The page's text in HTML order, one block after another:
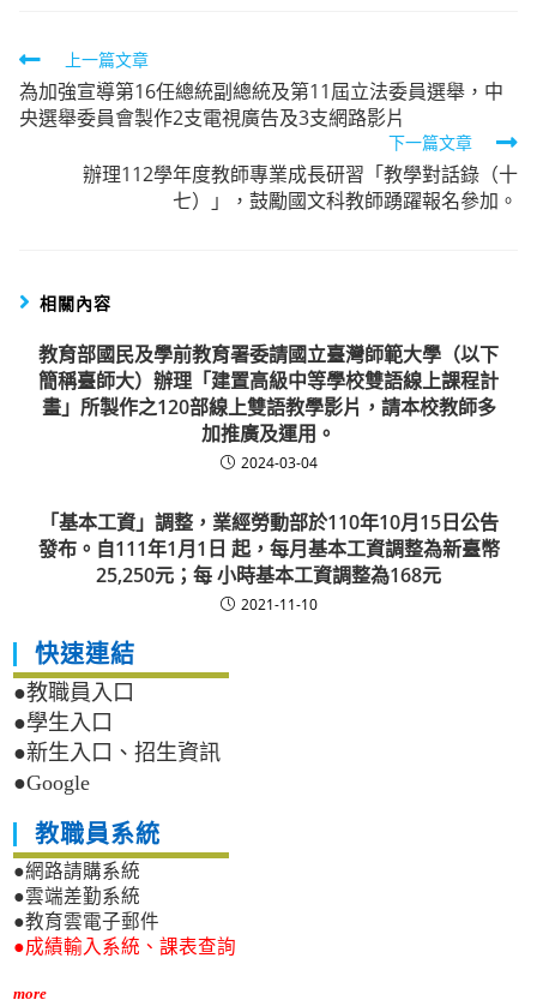
Read
more
articles
上一篇文章
為加強宣導第16任總統副總統及第11屆立法委員選舉，中
央選舉委員會製作2支電視廣告及3支網路影片
下一篇文章
辦理112學年度教師專業成長研習「教學對話錄（十
七）」，鼓勵國文科教師踴躍報名參加。
相關內容
教育部國民及學前教育署委請國立臺灣師範大學（以下
簡稱臺師大）辦理「建置高級中等學校雙語線上課程計
畫」所製作之120部線上雙語教學影片，請本校教師多
加推廣及運用。
2024-03-04
「基本工資」調整，業經勞動部於110年10月15日公告
發布。自111年1月1日 起，每月基本工資調整為新臺幣
25,250元；每 小時基本工資調整為168元
2021-11-10
快速連結
●教職員入口
●學生入口
●新生入口、招生資訊
●Google
教職員系統
●網路請購系統
●雲端差勤系統
●教育雲電子郵件
●成績輸入系統、課表查詢
more